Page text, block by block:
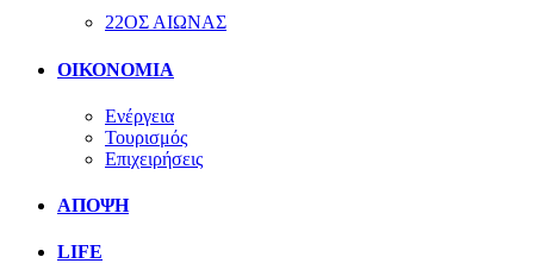
22ΟΣ ΑΙΩΝΑΣ
ΟΙΚΟΝΟΜΙΑ
Ενέργεια
Τουρισμός
Επιχειρήσεις
ΑΠΟΨΗ
LIFE